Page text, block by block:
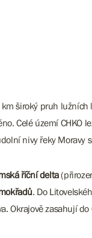
široký pruh lužních
Celé území CHKO
nivy řeky
říční delta
. Do
zasahují